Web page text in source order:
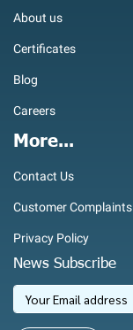
About us
Certificates
Blog
Careers
More...
Contact Us
Customer Complaints
Privacy Policy
News Subscribe